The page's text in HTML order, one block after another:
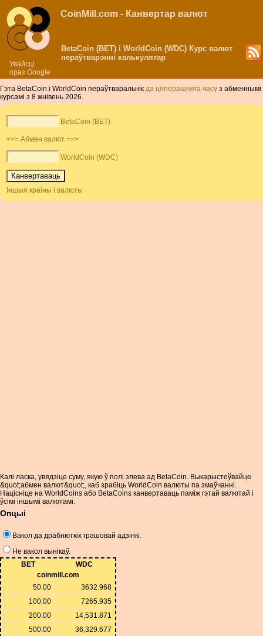
Увайсці
праз Google
CoinMill.com - Канвертар валют
BetaCoin (BET) і WorldCoin (WDC) Курс валют
пераўтварэнні калькулятар
Гэта BetaCoin і WorldCoin пераўтваральнік да цяперашняга часу з абменнымі
курсамі з 8 жнівень 2026.
BetaCoin (BET)
<== Абмен валют ==>
WorldCoin (WDC)
Іншыя краіны і валюты
Калі ласка, увядзіце суму, якую ў полі злева ад BetaCoin. Выкарыстоўвайце
&quot;абмен валют&quot;, каб зрабіць WorldCoin валюты па змаўчанні.
Націсніце на WorldCoins або BetaCoins канвертаваць паміж гэтай валютай і
ўсімі іншымі валютамі.
Опцыі
Вакол да драбнюткіх грашовай адзінкі.
Не вакол вынікаў.
BET
WDC
coinmill.com
50.00
3632.968
100.00
7265.935
200.00
14,531.871
500.00
36,329.677